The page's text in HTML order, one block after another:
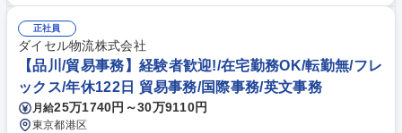
【役員秘書】
正社員
ダイセル物流株式会社
【品川/貿易事務】経験者歓迎!/在宅勤務OK/転勤無/フレ
ックス/年休122日 貿易事務/国際事務/英文事務
月給25万1740円～30万9110円
東京都港区